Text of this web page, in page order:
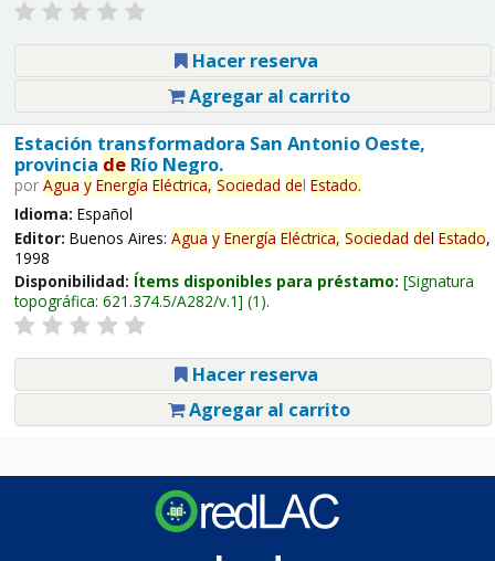
Hacer reserva
Agregar al carrito
Estación transformadora San Antonio Oeste,
provincia deRío Negro.
por Agua y Energía Eléctrica, Sociedad del Estado.
Idioma: Español
Editor: Buenos Aires: Agua y Energía Eléctrica, Sociedad del Estado,
1998
Disponibilidad: Ítems disponibles para préstamo: Signatura
topográfica: 621.374.5/A282/v.1 (1).
Hacer reserva
Agregar al carrito